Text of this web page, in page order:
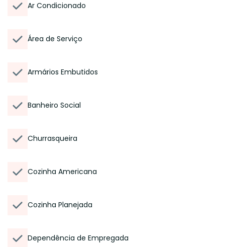
Ar Condicionado
Área de Serviço
Armários Embutidos
Banheiro Social
Churrasqueira
Cozinha Americana
Cozinha Planejada
Dependência de Empregada